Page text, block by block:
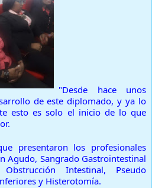
"Desde hace unos
de este diplomado, y ya lo
esto es solo el inicio de lo que
presentaron los profesionales
Agudo, Sangrado Gastrointestinal
Intestinal, Pseudo
y Histerotomía.